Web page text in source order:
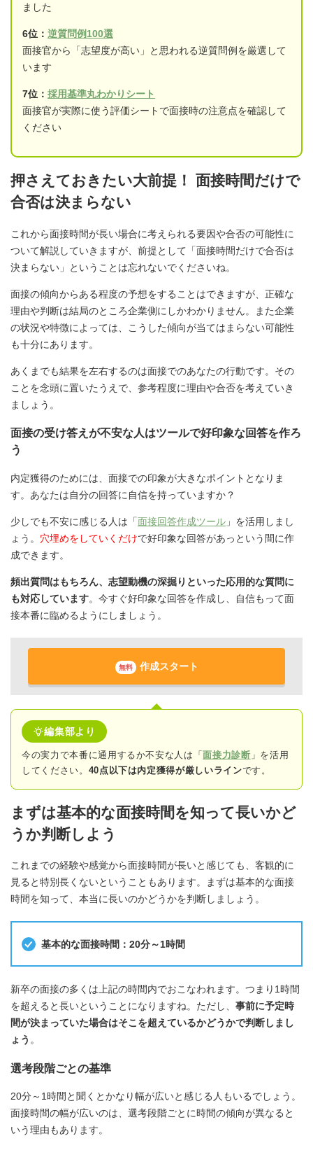
ました
6位： 逆質問例100選
面接官から「志望度が高い」と思われる逆質問例を厳選して
います
7位： 採用基準丸わかりシート
面接官が実際に使う評価シートで面接時の注意点を確認して
ください
押さえておきたい大前提！ 面接時間だけで
合否は決まらない
これから面接時間が長い場合に考えられる要因や合否の可能性に
ついて解説していきますが、前提として「面接時間だけで合否は
決まらない」ということは忘れないでくださいね。
面接の傾向からある程度の予想をすることはできますが、正確な
理由や判断は結局のところ企業側にしかわかりません。また企業
の状況や特徴によっては、こうした傾向が当てはまらない可能性
も十分にあります。
あくまでも結果を左右するのは面接でのあなたの行動です。その
ことを念頭に置いたうえで、参考程度に理由や合否を考えていき
ましょう。
面接の受け答えが不安な人はツールで好印象な回答を作ろ
う
内定獲得のためには、面接での印象が大きなポイントとなりま
す。あなたは自分の回答に自信を持っていますか？
少しでも不安に感じる人は「面接回答作成ツール 」を活用しまし
ょう。 穴埋めをしていくだけで好印象な回答があっという間に作
成できます。
頻出質問はもちろん、志望動機の深掘りといった応用的な質問に
も対応しています。今すぐ好印象な回答を作成し、自信もって面
接本番に臨めるようにしましょう。
無料 作成スタート
編集部より
今の実力で本番に通用するか不安な人は「面接力診断 」を活用
してください。 40点以下は内定獲得が厳しいラインです。
まずは基本的な面接時間を知って長いかど
うか判断しよう
これまでの経験や感覚から面接時間が長いと感じても、客観的に
見ると特別長くないということもあります。まずは基本的な面接
時間を知って、本当に長いのかどうかを判断しましょう。
基本的な面接時間：20分～1時間
新卒の面接の多くは上記の時間内でおこなわれます。つまり1時間
を超えると長いということになりますね。ただし、 事前に予定時
間が決まっていた場合はそこを超えているかどうかで判断しまし
ょう 。
選考段階ごとの基準
20分～1時間と聞くとかなり幅が広いと感じる人もいるでしょう。
面接時間の幅が広いのは、選考段階ごとに時間の傾向が異なると
いう理由もあります。